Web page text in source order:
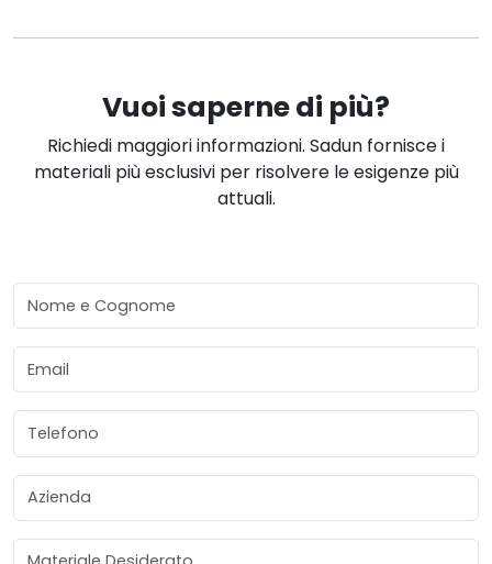
Vuoi saperne di più?
Richiedi maggiori informazioni. Sadun fornisce i
materiali più esclusivi per risolvere le esigenze più
attuali.
Nome e Cognome
Email
Telefono
Azienda
Materiale Desiderato